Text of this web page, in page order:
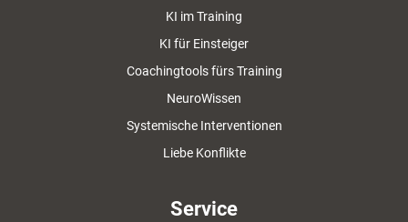
KI im Training
KI für Einsteiger
Coachingtools fürs Training
NeuroWissen
Systemische Interventionen
Liebe Konflikte
Service